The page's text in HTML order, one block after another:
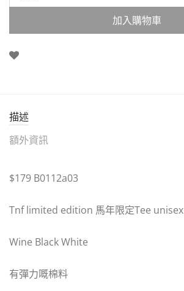
加入購物車
描述
額外資訊
$179 B0112a03
Tnf limited edition 馬年限定Tee unisex
Wine Black White
有彈力嘅棉料